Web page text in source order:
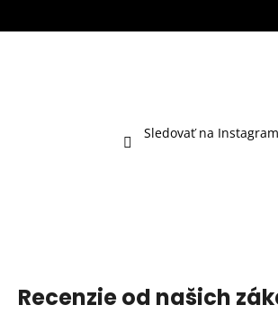
Sledovať na
Recenzie od našich